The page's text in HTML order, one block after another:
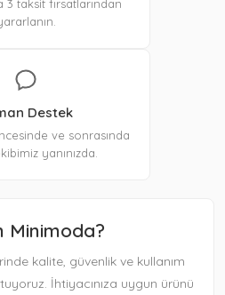
3 taksit fırsatlarından
Destek
ve sonrasında
yanınızda.
Minimoda?
kalite, güvenlik ve kullanım
İhtiyacınıza uygun ürünü